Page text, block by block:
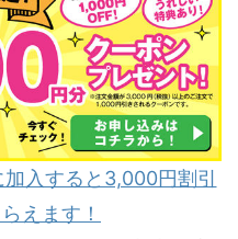
入すると3,000円割引
えます！